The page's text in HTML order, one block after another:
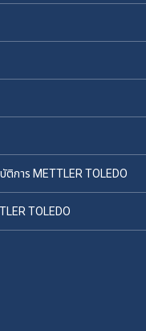
การ METTLER TOLEDO
TOLEDO